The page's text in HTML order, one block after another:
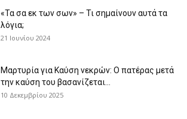
«Τα σα εκ των σων» – Τι σημαίνουν αυτά τα
λόγια;
21 Ιουνίου 2024
Μαρτυρία για Καύση νεκρών: Ο πατέρας μετά
την καύση του βασανίζεται...
10 Δεκεμβρίου 2025